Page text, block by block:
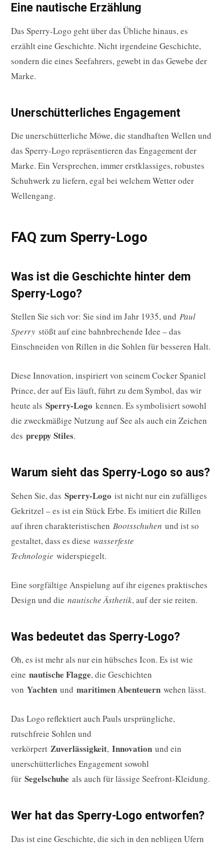
Eine nautische Erzählung
Das Sperry-Logo geht über das Übliche hinaus, es
erzählt eine Geschichte. Nicht irgendeine Geschichte,
sondern die eines Seefahrers, gewebt in das Gewebe der
Marke.
Unerschütterliches Engagement
Die unerschütterliche Möwe, die standhaften Wellen und
das Sperry-Logo repräsentieren das Engagement der
Marke. Ein Versprechen, immer erstklassiges, robustes
Schuhwerk zu liefern, egal bei welchem Wetter oder
Wellengang.
FAQ zum Sperry-Logo
Was ist die Geschichte hinter dem
Sperry-Logo?
Stellen Sie sich vor: Sie sind im Jahr 1935, und Paul
Sperry stößt auf eine bahnbrechende Idee – das
Einschneiden von Rillen in die Sohlen für besseren Halt.
Diese Innovation, inspiriert von seinem Cocker Spaniel
Prince, der auf Eis läuft, führt zu dem Symbol, das wir
heute als Sperry-Logo kennen. Es symbolisiert sowohl
die zweckmäßige Nutzung auf See als auch ein Zeichen
des preppy Stiles.
Warum sieht das Sperry-Logo so aus?
Sehen Sie, das Sperry-Logo ist nicht nur ein zufälliges
Gekritzel – es ist ein Stück Erbe. Es imitiert die Rillen
auf ihren charakteristischen Bootsschuhen und ist so
gestaltet, dass es diese wasserfeste
Technologie widerspiegelt.
Eine sorgfältige Anspielung auf ihr eigenes praktisches
Design und die nautische Ästhetik, auf der sie reiten.
Was bedeutet das Sperry-Logo?
Oh, es ist mehr als nur ein hübsches Icon. Es ist wie
eine nautische Flagge, die Geschichten
von Yachten und maritimen Abenteuern wehen lässt.
Das Logo reflektiert auch Pauls ursprüngliche,
rutschfreie Sohlen und
verkörpert Zuverlässigkeit, Innovation und ein
unerschütterliches Engagement sowohl
für Segelschuhe als auch für lässige Seefront-Kleidung.
Wer hat das Sperry-Logo entworfen?
Das ist eine Geschichte, die sich in den nebligen Ufern